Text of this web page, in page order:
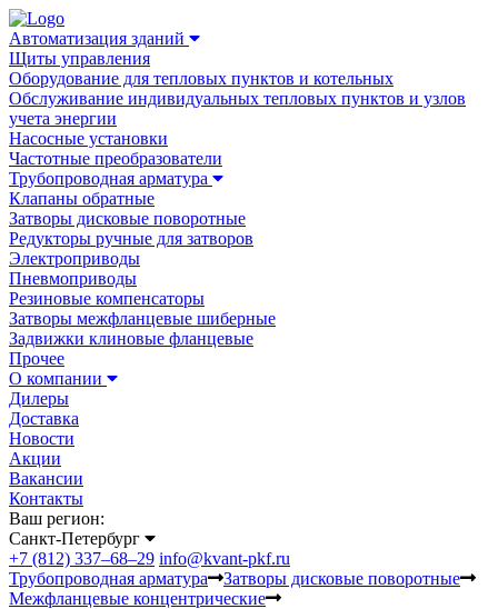
Автоматизация зданий
Щиты управления
Оборудование для тепловых пунктов и котельных
Обслуживание индивидуальных тепловых пунктов и узлов
учета энергии
Насосные установки
Частотные преобразователи
Трубопроводная арматура
Клапаны обратные
Затворы дисковые поворотные
Редукторы ручные для затворов
Электроприводы
Пневмоприводы
Резиновые компенсаторы
Затворы межфланцевые шиберные
Задвижки клиновые фланцевые
Прочее
О компании
Дилеры
Доставка
Новости
Акции
Вакансии
Контакты
Ваш регион:
Санкт-Петербург
+7 (812) 337–68–29 info@kvant-pkf.ru
Трубопроводная арматура
Затворы дисковые поворотные
Межфланцевые концентрические